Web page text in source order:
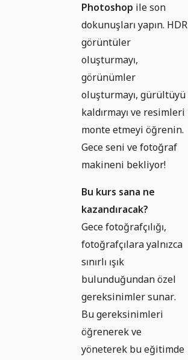
Photoshop ile son
dokunuşları yapın. HDR
görüntüler
oluşturmayı,
görünümler
oluşturmayı, gürültüyü
kaldırmayı ve resimleri
monte etmeyi öğrenin.
Gece seni ve fotoğraf
makineni bekliyor!
Bu kurs sana ne
kazandıracak?
Gece fotoğrafçılığı,
fotoğrafçılara yalnızca
sınırlı ışık
bulunduğundan özel
gereksinimler sunar.
Bu gereksinimleri
öğrenerek ve
yöneterek bu eğitimde